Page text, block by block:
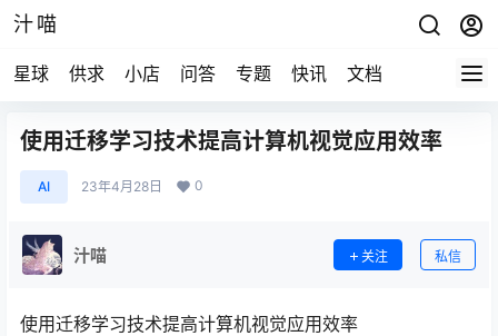
汁喵
星球 供求 小店 问答 专题 快讯 文档
使用迁移学习技术提高计算机视觉应用效率
AI 23年4月28日 0
汁喵 关注 私信
使用迁移学习技术提高计算机视觉应用效率